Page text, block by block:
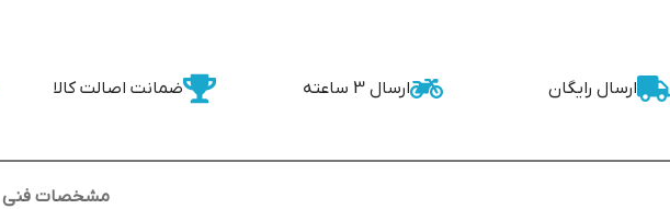
ارسال رایگان ارسال 3 ساعته ضمانت اصالت کالا
مشخصات فنی